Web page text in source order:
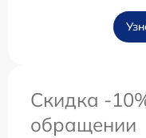
Скидка -
обращении